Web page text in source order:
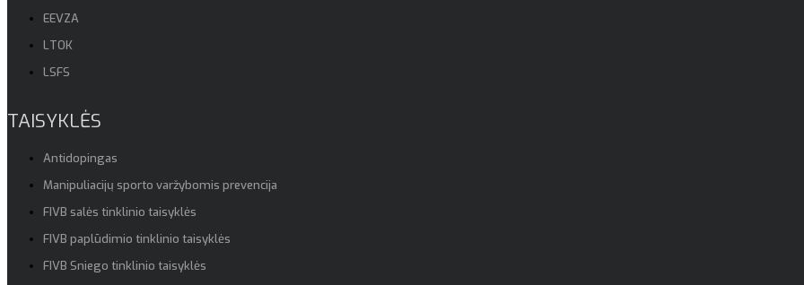
EEVZA
LTOK
LSFS
TAISYKLĖS
Antidopingas
Manipuliacijų sporto varžybomis prevencija
FIVB salės tinklinio taisyklės
FIVB paplūdimio tinklinio taisyklės
FIVB Sniego tinklinio taisyklės